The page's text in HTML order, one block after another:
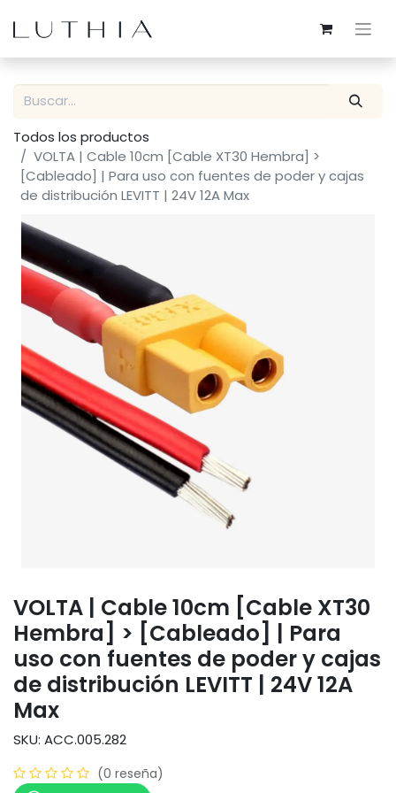
Todos los productos
VOLTA | Cable 10cm [Cable XT30 Hembra] >
[Cableado] | Para uso con fuentes de poder y cajas
de distribución LEVITT | 24V 12A Max
VOLTA | Cable 10cm [Cable XT30
Hembra] > [Cableado] | Para
uso con fuentes de poder y cajas
de distribución LEVITT | 24V 12A
Max
SKU: ACC.005.282
(0 reseña)